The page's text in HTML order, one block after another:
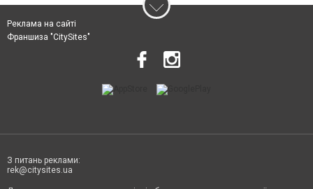
Реклама на сайті
Франшиза "CitySites"
З питань реклами:
rek@citysites.ua